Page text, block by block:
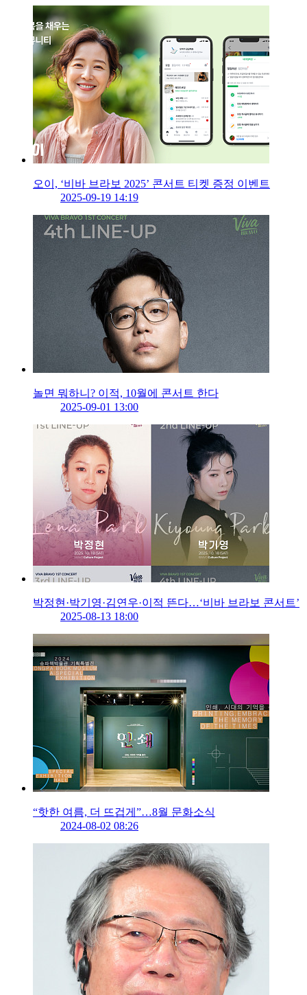
오이, ‘비바 브라보 2025’ 콘서트 티켓 증정 이벤트
2025-09-19 14:19
놀면 뭐하니? 이적, 10월에 콘서트 한다
2025-09-01 13:00
박정현·박기영·김연우·이적 뜬다…‘비바 브라보 콘서트’
2025-08-13 18:00
“핫한 여름, 더 뜨겁게”…8월 문화소식
2024-08-02 08:26